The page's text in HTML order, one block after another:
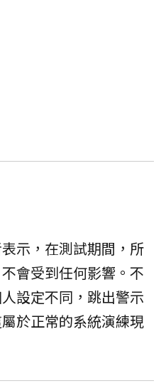
示，在測試期間，所
會受到任何影響。不
設定不同，跳出警示
於正常的系統演練現